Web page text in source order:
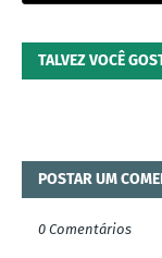
TALVEZ VOCÊ
POSTAR UM
0 Comentários